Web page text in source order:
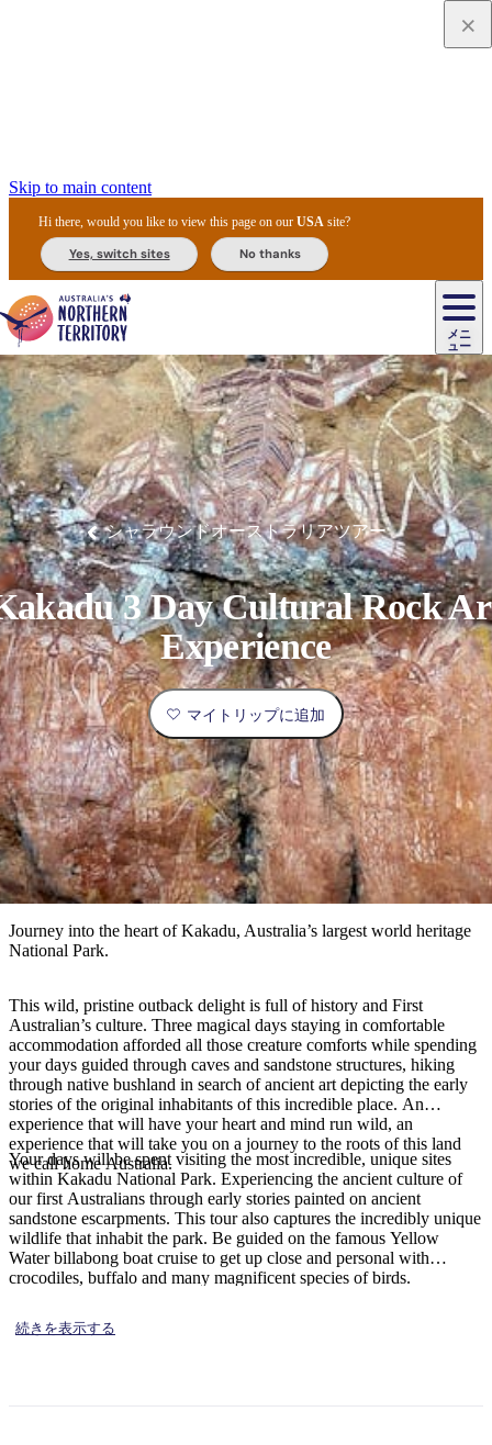
Skip to main content
Hi there, would you like to view this page on ourUSA site?
Yes, switch sites No thanks
メニ
ュー
メ
イ
ン
ナ
ビ
ゲ
ー
シ
ョ
ン
エ
リ
ア
最
も
人
気
が
高
い
場
所
ア
ウ
ト
ク
と
ア
ウ
ト
ド
ア
地
ア
ー
ズ
ロ
ッ
ク
ダ
ー
ウ
ィ
ン
リ
ス
ス
プ
リ
ン
グ
ズ
カ
カ
ド
ゥ
国
立
公
園
チ
フ
ィ
ー
ル
ド
国
立
公
園
ワ
タ
ル
カ
国
立
公
園
テ
ィ
ウ
ィ
諸
島
ニ
ト
ミ
ル
ク
国
立
公
園
ル
ル
/
デ
ビ
ル
ズ・
マ
ー
ブ
ル
ズ
保
護
区
ジ
ジ
ャ/
ウ
ェ
ス
ト
マ
ク
ド
ネ
ル
国
立
公
園
ア
ク
テ
ィ
ビ
テ
ィ
体
験
旅
行
タ
イ
プ
で
し
た
い
こ
と
住
民
文
化
体
験
ド
＆
ド
リ
ン
ク
ィ
バ
ル
と
イ
ベ
ン
ト
ア・
ア
ク
テ
ィ
ビ
テ
ィ
自
然
と
野
生
生
物
歴
史
と
伝
統
釣
り
ラ
グ
ジ
ュ
ア
リ
ー
な
体
験
キ
ャ
ン
ピ
ン
グ
&
グ
ラ
ン
ピ
ン
グ
旅
の
コ
ツ
旅
行
計
画
と
予
約
実
用
的
な
情
計
画
ツ
ー
ル
宿
泊
施
設
ド
同
行
ツ
ア
ー
通
機
関
＆
レ
ン
タ
ル
プ
ラ
ン
＆
オ
フ
ァ
ー
シャラウンドオーストラリアツアー
3 Day Cultural Rock
Experience
マイトリップに追加
Journey into the heart of Kakadu, Australia’s largest world heritage
National Park.
This wild, pristine outback delight is full of history and First
Australian’s culture. Three magical days staying in comfortable
accommodation afforded all those creature comforts while spending
your days guided through caves and sandstone structures, hiking
through native bushland in search of ancient art depicting the early
stories of the original inhabitants of this incredible place. An
experience that will have your heart and mind run wild, an
experience that will take you on a journey to the roots of this land
we call home Australia.
Your days will be spent visiting the most incredible, unique sites
within Kakadu National Park. Experiencing the ancient culture of
our first Australians through early stories painted on ancient
sandstone escarpments. This tour also captures the incredibly unique
wildlife that inhabit the park. Be guided on the famous Yellow
Water billabong boat cruise to get up close and personal with
crocodiles, buffalo and many magnificent species of birds.
続きを表示する